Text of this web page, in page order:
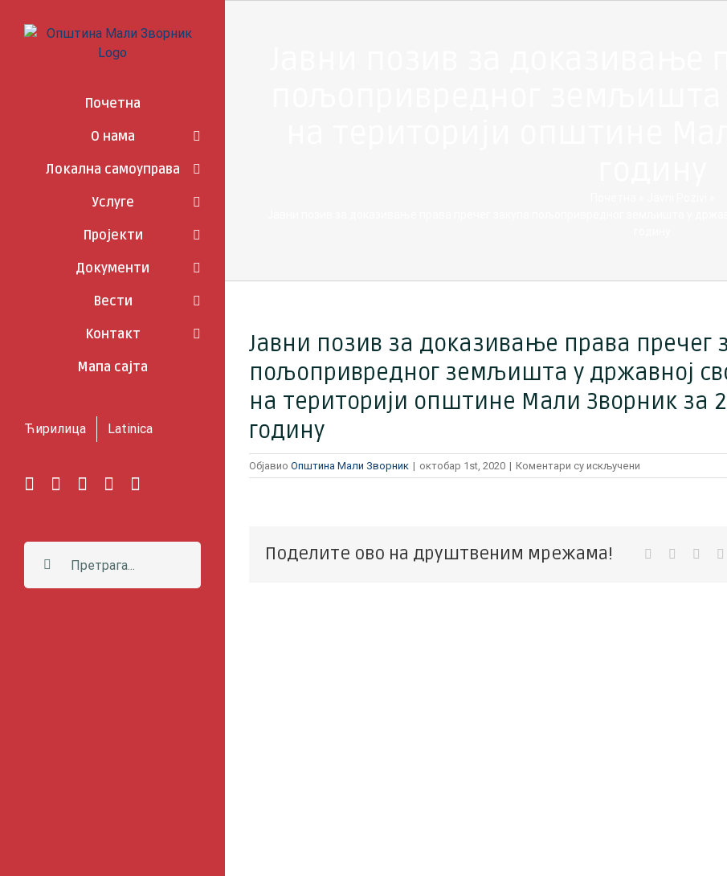
Почетна
О нама
Локална самоуправа
Услуге
Пројекти
Документи
Вести
Контакт
Мапа сајта
Ћирилица Latinica
FacebookInstagram
YouTube
Twitter
Претрага:
Јавни позив за доказивање права пречег
пољопривредног земљишта у државној
на територији општине Мали Зворник за
годину
Објавио Општина Мали Зворник | октобар 1st, 2020 | Коментари су искључени
Јавни
пречег
Поделите ово на друштвеним мрежама! Facebook
Twitter